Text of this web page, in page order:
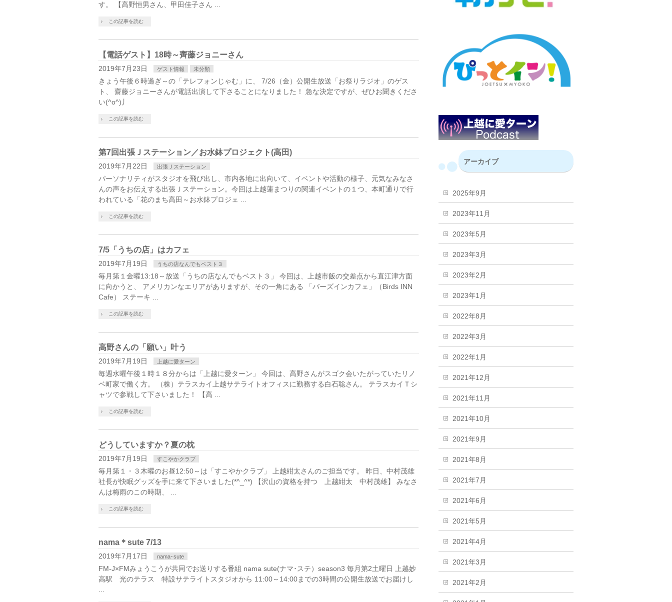
す。 【高野恒男さん、甲田佳子さん ...
この記事を読む
【電話ゲスト】18時～齊藤ジョニーさん
2019年7月23日 ゲスト情報 未分類
きょう午後６時過ぎ～の「テレフォンじゃむ」に、 7/26（金）公開生放送「お祭りラジオ」のゲス
ト、 齋藤ジョニーさんが電話出演して下さることになりました！ 急な決定ですが、ぜひお聞きくださ
い(^o^)丿
この記事を読む
第7回出張Ｊステーション／お水鉢プロジェクト(高田)
2019年7月22日 出張Ｊステーション
パーソナリティがスタジオを飛び出し、市内各地に出向いて、イベントや活動の様子、元気なみなさ
んの声をお伝えする出張Ｊステーション。今回は上越蓮まつりの関連イベントの１つ、本町通りで行
われている「花のまち高田～お水鉢プロジェ ...
この記事を読む
7/5「うちの店」はカフェ
2019年7月19日 うちの店なんでもベスト３
毎月第１金曜13:18～放送「うちの店なんでもベスト３」 今回は、上越市飯の交差点から直江津方面
に向かうと、 アメリカンなエリアがありますが、その一角にある 「バーズインカフェ」（Birds INN
Cafe） ステーキ ...
この記事を読む
高野さんの「願い」叶う
2019年7月19日 上越に愛ターン
毎週水曜午後１時１８分からは「上越に愛ターン」 今回は、高野さんがスゴク会いたがっていたリノ
ベ町家で働く方。 （株）テラスカイ上越サテライトオフィスに勤務する白石聡さん。 テラスカイＴシ
ャツで参戦して下さいました！ 【高 ...
この記事を読む
どうしていますか？夏の枕
2019年7月19日 すこやかクラブ
毎月第１・３木曜のお昼12:50～は「すこやかクラブ」 上越紺太さんのご担当です。 昨日、中村茂雄
社長が快眠グッズを手に来て下さいました(*^_^*) 【沢山の資格を持つ 上越紺太 中村茂雄】 みなさ
んは梅雨のこの時期、 ...
この記事を読む
nama＊sute 7/13
2019年7月17日 nama･sute
FM-J×FMみょうこうが共同でお送りする番組 nama sute(ナマ･ステ）season3 毎月第2土曜日 上越妙
高駅 光のテラス 特設サテライトスタジオから 11:00～14:00までの3時間の公開生放送でお届けし
アーカイブ
2025年9月
2023年11月
2023年5月
2023年3月
2023年2月
2023年1月
2022年8月
2022年3月
2022年1月
2021年12月
2021年11月
2021年10月
2021年9月
2021年8月
2021年7月
2021年6月
2021年5月
2021年4月
2021年3月
2021年2月